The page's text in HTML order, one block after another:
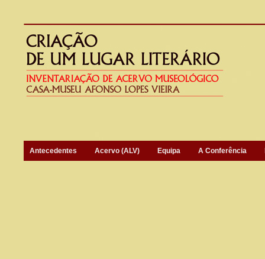
Antecedentes Acervo (ALV) Equipa A Conferência